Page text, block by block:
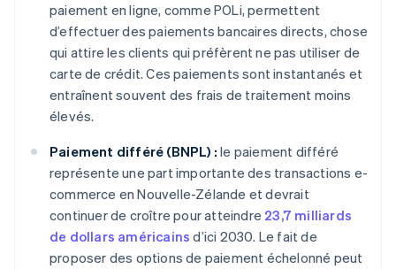
paiement en ligne, comme POLi, permettent
d’effectuer des paiements bancaires directs, chose
qui attire les clients qui préfèrent ne pas utiliser de
carte de crédit. Ces paiements sont instantanés et
entraînent souvent des frais de traitement moins
élevés.
Paiement différé (BNPL) : le paiement différé
représente une part importante des transactions e-
commerce en Nouvelle-Zélande et devrait
continuer de croître pour atteindre 23,7 milliards
de dollars américains d’ici 2030. Le fait de
proposer des options de paiement échelonné peut